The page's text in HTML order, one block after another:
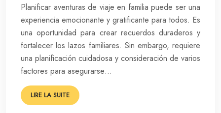
Planificar aventuras de viaje en familia puede ser una
experiencia emocionante y gratificante para todos. Es
una oportunidad para crear recuerdos duraderos y
fortalecer los lazos familiares. Sin embargo, requiere
una planificación cuidadosa y consideración de varios
factores para asegurarse…
LIRE LA SUITE